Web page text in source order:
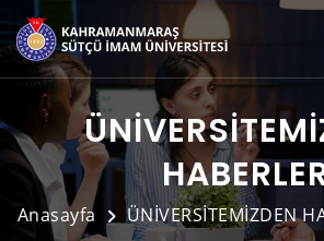
Anasayfa ÜNİVERSİTEMİZDEN